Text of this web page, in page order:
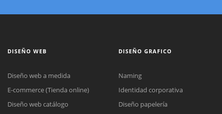
DISEÑO WEB
Diseño web a medida
E-commerce (Tienda online)
Diseño web catálogo
DISEÑO GRAFICO
Naming
Identidad corporativa
Diseño papelería